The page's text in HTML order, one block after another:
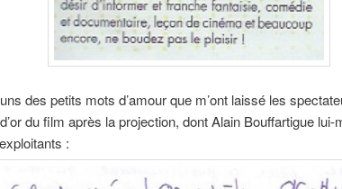
des petits mots d’amour que m’ont laissé les
du film après la projection, dont Alain Bouffartigue lui-
: